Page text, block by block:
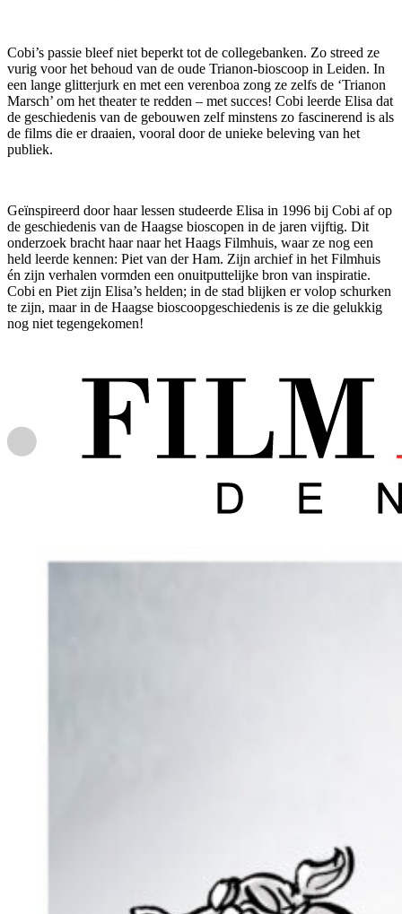
Cobi’s passie bleef niet beperkt tot de collegebanken. Zo streed ze
vurig voor het behoud van de oude Trianon-bioscoop in Leiden. In
een lange glitterjurk en met een verenboa zong ze zelfs de ‘Trianon
Marsch’ om het theater te redden – met succes! Cobi leerde Elisa dat
de geschiedenis van de gebouwen zelf minstens zo fascinerend is als
de films die er draaien, vooral door de unieke beleving van het
publiek.
Geïnspireerd door haar lessen studeerde Elisa in 1996 bij Cobi af op
de geschiedenis van de Haagse bioscopen in de jaren vijftig. Dit
onderzoek bracht haar naar het Haags Filmhuis, waar ze nog een
held leerde kennen: Piet van der Ham. Zijn archief in het Filmhuis
én zijn verhalen vormden een onuitputtelijke bron van inspiratie.
Cobi en Piet zijn Elisa’s helden; in de stad blijken er volop schurken
te zijn, maar in de Haagse bioscoopgeschiedenis is ze die gelukkig
nog niet tegengekomen!